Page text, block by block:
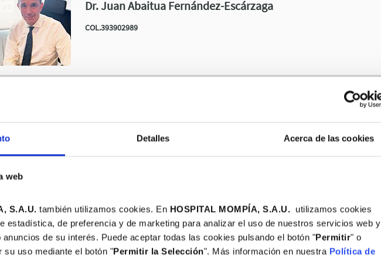
Detalles Acerca de las cookies
web
S.A.U. también utilizamos cookies. En HOSPITAL MOMPÍA, S.A.U. utilizamos cookies
estadística, de preferencia y de marketing para analizar el uso de nuestros servicios web y
anuncios de su interés. Puede aceptar todas las cookies pulsando el botón "Permitir" o
su uso mediante el botón "Permitir la Selección". Más información en nuestra Política de
Dr. Juan Abaitua Fernández-Escárzaga
COL.393902989
Dra. Nieves Azuara Blanco
COL.393904157
OTORRINOLARINGOLOGÍA
Dra. Yolanda Longarela Herrero
COL.393904325